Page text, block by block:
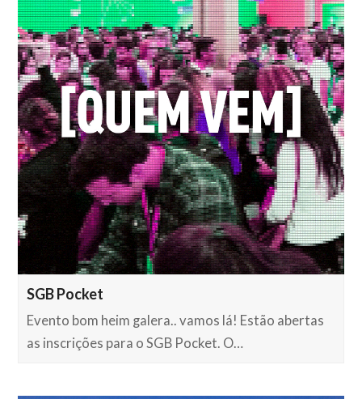
SGB Pocket
Evento bom heim galera.. vamos lá! Estão abertas
as inscrições para o SGB Pocket. O…